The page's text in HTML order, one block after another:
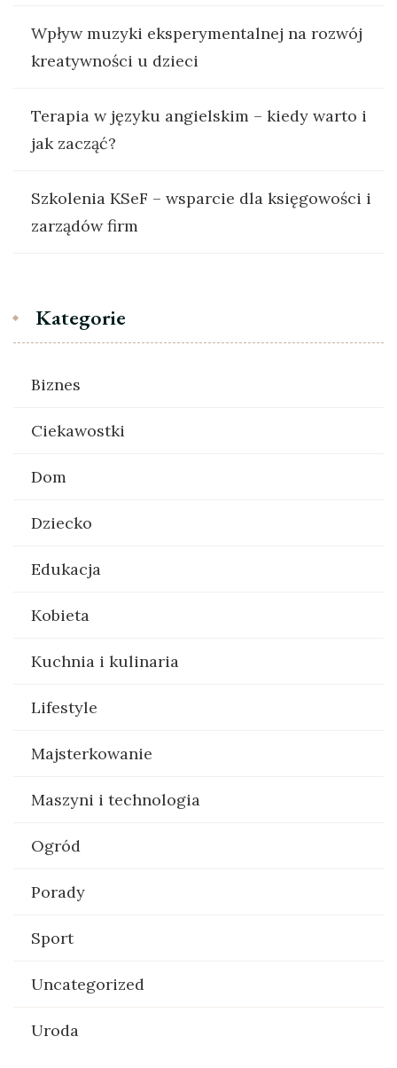
Wpływ muzyki eksperymentalnej na rozwój
kreatywności u dzieci
Terapia w języku angielskim – kiedy warto i
jak zacząć?
Szkolenia KSeF – wsparcie dla księgowości i
zarządów firm
Kategorie
Biznes
Ciekawostki
Dom
Dziecko
Edukacja
Kobieta
Kuchnia i kulinaria
Lifestyle
Majsterkowanie
Maszyni i technologia
Ogród
Porady
Sport
Uncategorized
Uroda